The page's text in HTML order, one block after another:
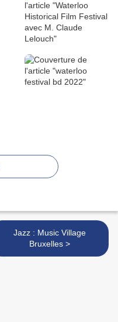
Jazz : Music Village
Bruxelles >